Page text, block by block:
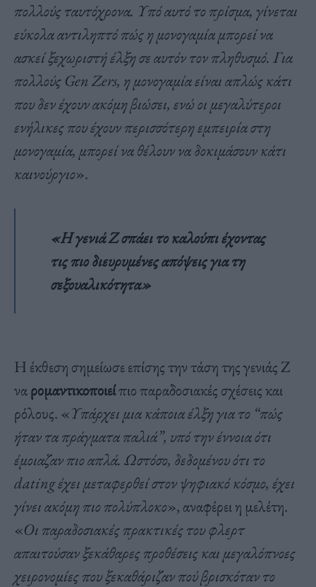
πολλούς ταυτόχρονα. Υπό αυτό το πρίσμα, γίνεται
εύκολα αντιληπτό πώς η μονογαμία μπορεί να
ασκεί ξεχωριστή έλξη σε αυτόν τον πληθυσμό. Για
πολλούς Gen Zers, η μονογαμία είναι απλώς κάτι
που δεν έχουν ακόμη βιώσει, ενώ οι μεγαλύτεροι
ενήλικες που έχουν περισσότερη εμπειρία στη
μονογαμία, μπορεί να θέλουν να δοκιμάσουν κάτι
καινούργιο».
«Η γενιά Z σπάει το καλούπι έχοντας
τις πιο διευρυμένες απόψεις για τη
σεξουαλικότητα»
Η έκθεση σημείωσε επίσης την τάση της γενιάς Z
ναρομαντικοποιείπιο παραδοσιακές σχέσεις και
ρόλους. «Υπάρχει μια κάποια έλξη για το “πώς
ήταν τα πράγματα παλιά”, υπό την έννοια ότι
έμοιαζαν πιο απλά. Ωστόσο, δεδομένου ότι το
dating έχει μεταφερθεί στον ψηφιακό κόσμο, έχει
γίνει ακόμη πιο πολύπλοκο», αναφέρει η μελέτη.
«Οι παραδοσιακές πρακτικές του φλερτ
απαιτούσαν ξεκάθαρες προθέσεις και μεγαλόπνοες
χειρονομίες που ξεκαθάριζαν πού βρισκόταν το